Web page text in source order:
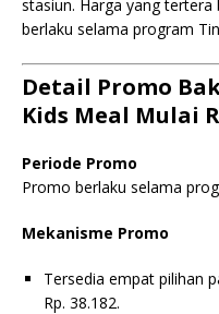
stasiun. Harga yang
berlaku selama program
Detail Promo
Kids Meal Mulai
Periode Promo
Promo berlaku selama
Mekanisme Promo
Tersedia empat pilihan
Rp. 38.182.